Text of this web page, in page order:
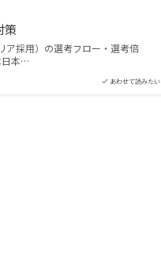
あわせて読みたい
策
ア採用）の選考フロー・選考倍
日本…